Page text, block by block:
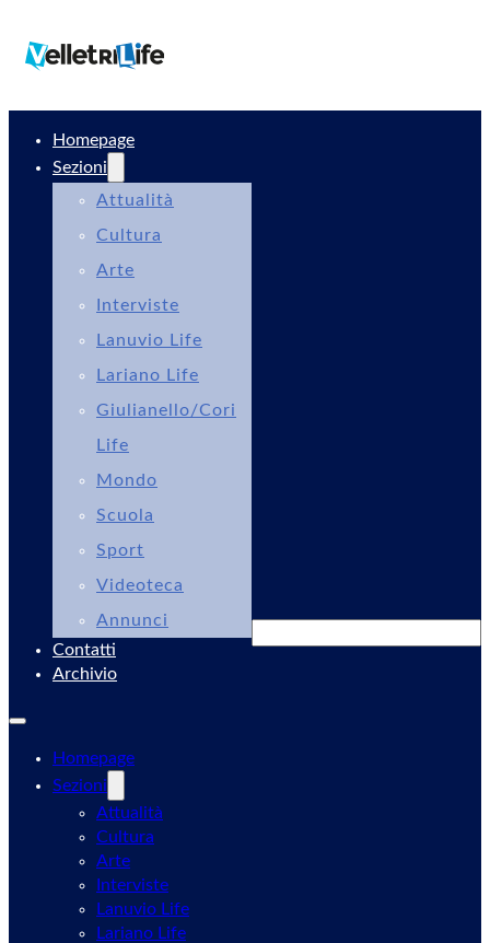
Homepage
Sezioni
Attualità
Cultura
Arte
Interviste
Lanuvio Life
Lariano Life
Giulianello/Cori
Life
Mondo
Scuola
Sport
Videoteca
Annunci
Contatti
Archivio
Homepage
Sezioni
Attualità
Cultura
Arte
Interviste
Lanuvio Life
Lariano Life